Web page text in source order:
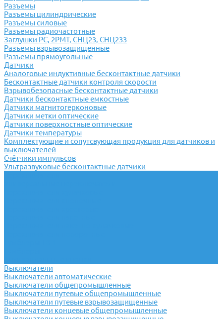
Разъемы
Разъемы цилиндрические
Разъемы силовые
Разъемы радиочастотные
Заглушки РС, 2РМТ, СНЦ23, СНЦ233
Разъемы взрывозащищенные
Разъемы прямоугольные
Датчики
Аналоговые индуктивные бесконтактные датчики
Бесконтактные датчики контроля скорости
Взрывобезопасные бесконтактные датчики
Датчики бесконтактные емкостные
Датчики магнитогерконовые
Датчики метки оптические
Датчики поверхностные оптические
Датчики температуры
Комплектующие и сопутсвующая продукция для датчиков и
выключателей
Счётчики импульсов
Ультразвуковые бесконтактные датчики
Выключатели
Выключатели автоматические
Выключатели общепромышленные
Выключатели путевые общепромышленные
Выключатели путевые взрывозащищенные
Выключатели концевые общепромышленные